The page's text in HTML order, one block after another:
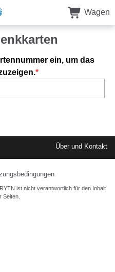
Wagen
ein, um das
Über und Kontakt
ist nicht verantwortlich für den Inhalt
Seiten.